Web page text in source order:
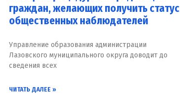
граждан, желающих получить статус
общественных наблюдателей
Управление образования администрации
Лазовского муниципального округа доводит до
сведения всех
ЧИТАТЬ ДАЛЕЕ »